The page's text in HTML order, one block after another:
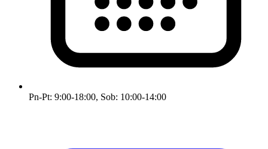
Pn-Pt: 9:00-18:00, Sob: 10:00-14:00